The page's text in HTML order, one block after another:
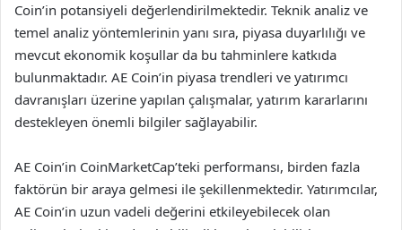
Coin’in potansiyeli değerlendirilmektedir. Teknik analiz ve
temel analiz yöntemlerinin yanı sıra, piyasa duyarlılığı ve
mevcut ekonomik koşullar da bu tahminlere katkıda
bulunmaktadır. AE Coin’in piyasa trendleri ve yatırımcı
davranışları üzerine yapılan çalışmalar, yatırım kararlarını
destekleyen önemli bilgiler sağlayabilir.
AE Coin’in CoinMarketCap’teki performansı, birden fazla
faktörün bir araya gelmesi ile şekillenmektedir. Yatırımcılar,
AE Coin’in uzun vadeli değerini etkileyebilecek olan